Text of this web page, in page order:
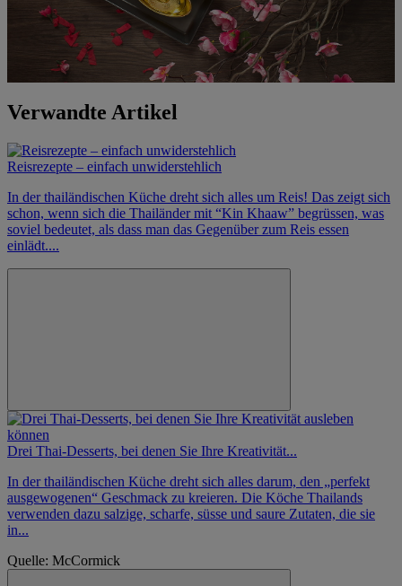
Verwandte Artikel
Reisrezepte – einfach unwiderstehlich
In der thailändischen Küche dreht sich alles um Reis! Das zeigt sich
schon, wenn sich die Thailänder mit “Kin Khaaw” begrüssen, was
soviel bedeutet, als dass man das Gegenüber zum Reis essen
einlädt....
Drei Thai-Desserts, bei denen Sie Ihre Kreativität...
In der thailändischen Küche dreht sich alles darum, den „perfekt
ausgewogenen“ Geschmack zu kreieren. Die Köche Thailands
verwenden dazu salzige, scharfe, süsse und saure Zutaten, die sie
in...
Quelle: McCormick